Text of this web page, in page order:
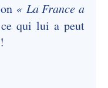
« La France a
qui lui a peut